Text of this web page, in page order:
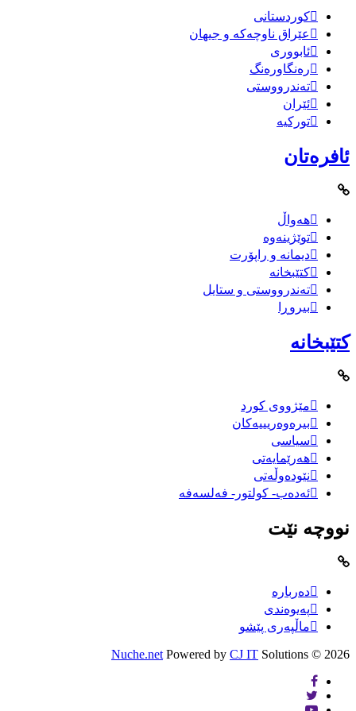
کوردستانی
عێراق ناوچەکە و جیهان
ئابووری
رەنگاورەنگ
تەندرووستی
ئێران
تورکیە
ئافرەتان
هەواڵ
توێژینەوە
دیمانە و راپۆرت
کتێبخانە
تەندرووستی و ستایل
بیروڕا
کتێبخانە
مێژووى کورد
بیرەوەریییەکان
سیاسى
هەرێمایەتی
نێودەوڵەتی
ئەدەب- کولتور- فەلسەفە
نووچە نێت
دەربارە
پەیوەندی
ماڵپەری پێشو
2026 ©
Nuche.net Powered by CJ IT Solutions